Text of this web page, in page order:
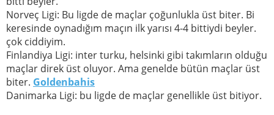
Norveç Ligi: Bu ligde de maçlar çoğunlukla üst biter. Bi
keresinde oynadığım maçın ilk yarısı 4-4 bittiydi beyler.
çok ciddiyim.
Finlandiya Ligi: inter turku, helsinki gibi takımların olduğu
maçlar direk üst oluyor. Ama genelde bütün maçlar üst
biter. Goldenbahis
Danimarka Ligi: bu ligde de maçlar genellikle üst bitiyor.